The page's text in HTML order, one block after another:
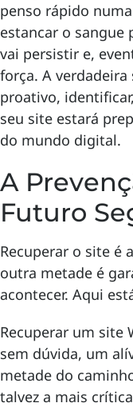
penso rápido
estancar o sangue
vai persistir e,
força. A
proativo,
seu site estará
do mundo digital.
A
Futuro
Recuperar o site é
outra metade é
acontecer. Aqui
Recuperar um site
sem dúvida, um
metade do
talvez a mais